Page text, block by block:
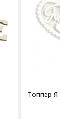
Топпер